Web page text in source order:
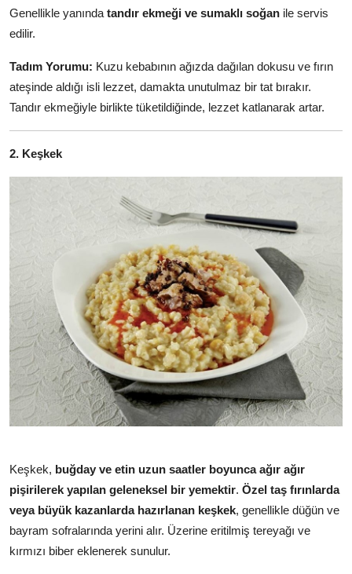
Genellikle yanında tandır ekmeği ve sumaklı soğan ile servis
edilir.
Tadım Yorumu: Kuzu kebabının ağızda dağılan dokusu ve fırın
ateşinde aldığı isli lezzet, damakta unutulmaz bir tat bırakır.
Tandır ekmeğiyle birlikte tüketildiğinde, lezzet katlanarak artar.
2. Keşkek
Keşkek, buğday ve etin uzun saatler boyunca ağır ağır
pişirilerek yapılan geleneksel bir yemektir. Özel taş fırınlarda
veya büyük kazanlarda hazırlanan keşkek, genellikle düğün ve
bayram sofralarında yerini alır. Üzerine eritilmiş tereyağı ve
kırmızı biber eklenerek sunulur.